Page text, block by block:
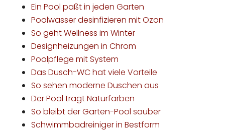
Ein Pool paßt in jeden Garten
Poolwasser desinfizieren mit Ozon
So geht Wellness im Winter
Designheizungen in Chrom
Poolpflege mit System
Das Dusch-WC hat viele Vorteile
So sehen moderne Duschen aus
Der Pool trägt Naturfarben
So bleibt der Garten-Pool sauber
Schwimmbadreiniger in Bestform